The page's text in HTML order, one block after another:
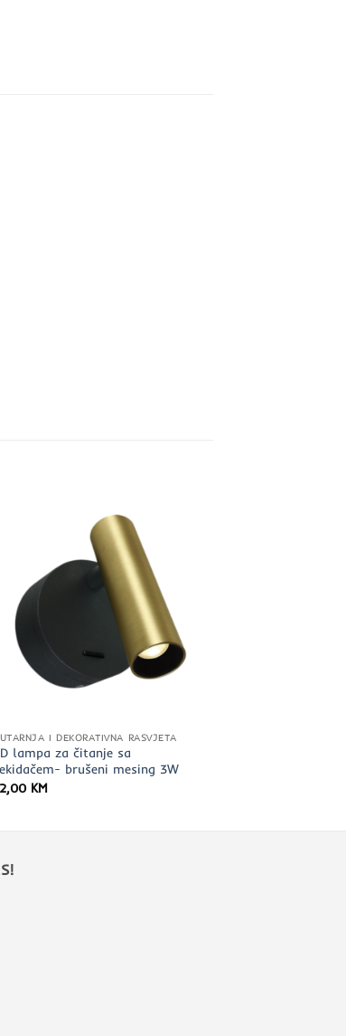
I DEKORATIVNA RASVJETA
lampa za čitanje sa
brušeni mesing 3W
KM